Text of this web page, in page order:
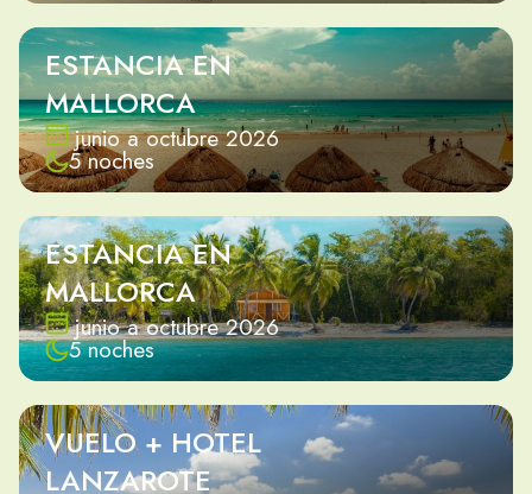
ESTANCIA EN
MALLORCA
junio a octubre 2026
5 noches
ESTANCIA EN
MALLORCA
junio a octubre 2026
5 noches
VUELO + HOTEL
LANZAROTE